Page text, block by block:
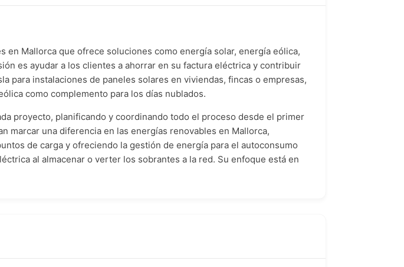
en Mallorca que ofrece soluciones como energía solar, energía eólica,
es ayudar a los clientes a ahorrar en su factura eléctrica y contribuir
para instalaciones de paneles solares en viviendas, fincas o empresas,
como complemento para los días nublados.
proyecto, planificando y coordinando todo el proceso desde el primer
marcar una diferencia en las energías renovables en Mallorca,
de carga y ofreciendo la gestión de energía para el autoconsumo
al almacenar o verter los sobrantes a la red. Su enfoque está en